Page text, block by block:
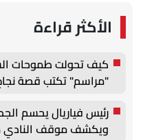
الأكثر قراءة
كيف تحولت طموحات
"مراسم" تكتب قصة
والتوظيف الزراعي
رئيس فياريال يحسم
ويكشف موقف النادي